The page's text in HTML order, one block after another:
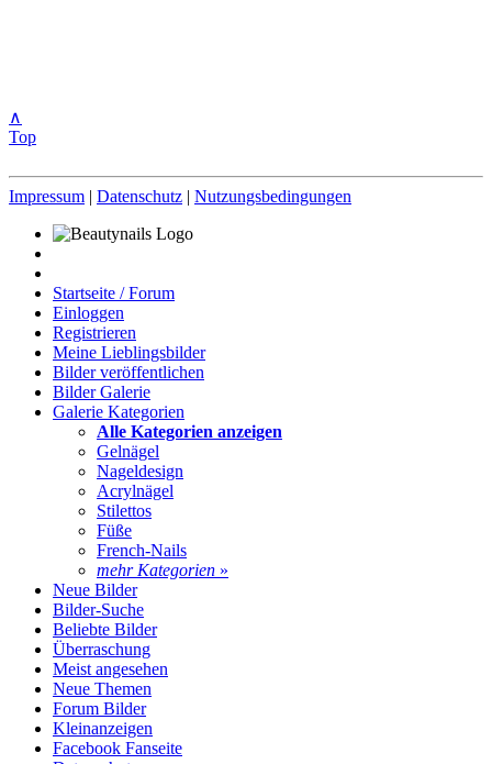
∧
Top
Impressum | Datenschutz | Nutzungsbedingungen
Startseite / Forum
Einloggen
Registrieren
Meine Lieblingsbilder
Bilder veröffentlichen
Bilder Galerie
Galerie Kategorien
Alle Kategorien anzeigen
Gelnägel
Nageldesign
Acrylnägel
Stilettos
Füße
French-Nails
mehr Kategorien »
Neue Bilder
Bilder-Suche
Beliebte Bilder
Überraschung
Meist angesehen
Neue Themen
Forum Bilder
Kleinanzeigen
Facebook Fanseite